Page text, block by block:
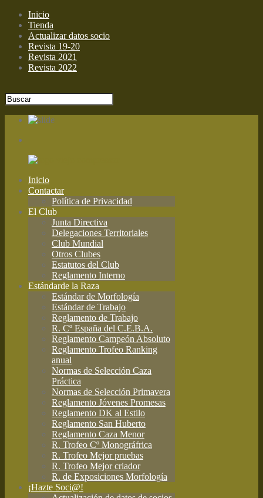
Inicio
Tienda
Actualizar datos socio
Revista 19-20
Revista 2021
Revista 2022
Inicio
Contactar
Política de Privacidad
El Club
Junta Directiva
Delegaciones Territoriales
Club Mundial
Otros Clubes
Estatutos del Club
Reglamento Interno
Estándarde la Raza
Estándar de Morfología
Estándar de Trabajo
Reglamento de Trabajo
R. Cº España del C.E.B.A.
Reglamento Campeón Absoluto
Reglamento Trofeo Ranking
anual
Normas de Selección Caza
Práctica
Normas de Selección Primavera
Reglamento Jóvenes Promesas
Reglamento DK al Estilo
Reglamento San Huberto
Reglamento Caza Menor
R. Trofeo Cº Monográfrica
R. Trofeo Mejor pruebas
R. Trofeo Mejor criador
R. de Exposiciones Morfología
¡Hazte Soci@!